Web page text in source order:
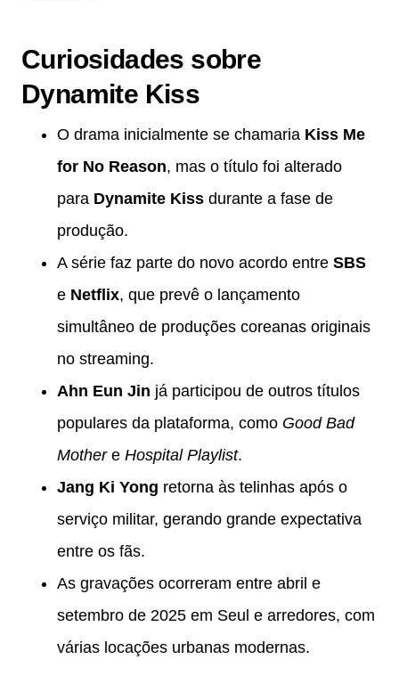
Curiosidades sobre
Dynamite Kiss
O drama inicialmente se chamaria Kiss Me
for No Reason, mas o título foi alterado
para Dynamite Kiss durante a fase de
produção.
A série faz parte do novo acordo entre SBS
e Netflix, que prevê o lançamento
simultâneo de produções coreanas originais
no streaming.
Ahn Eun Jin já participou de outros títulos
populares da plataforma, como Good Bad
Mothere Hospital Playlist.
Jang Ki Yong retorna às telinhas após o
serviço militar, gerando grande expectativa
entre os fãs.
As gravações ocorreram entre abril e
setembro de 2025 em Seul e arredores, com
várias locações urbanas modernas.